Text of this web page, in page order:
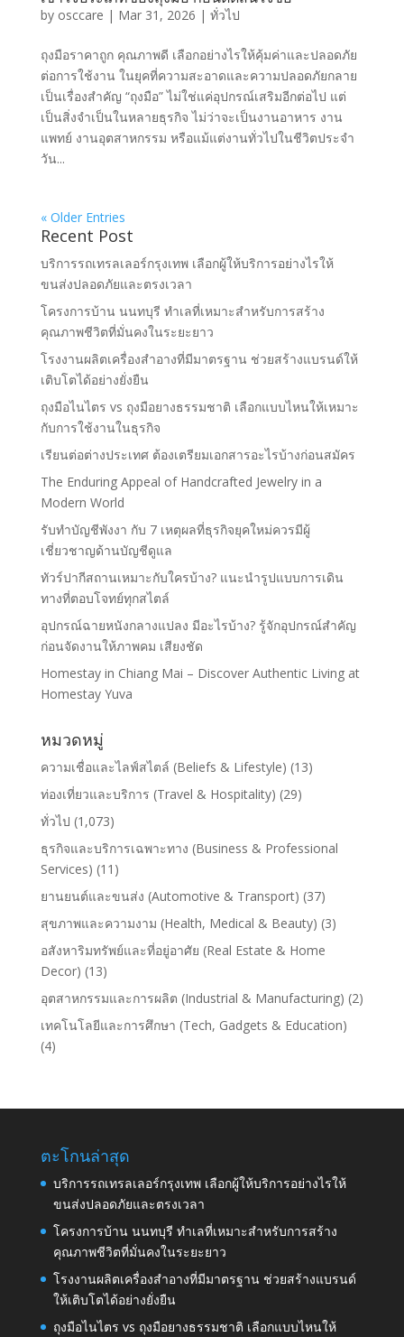
by osccare | Mar 31, 2026 | ทั่วไป
ถุงมือราคาถูก คุณภาพดี เลือกอย่างไรให้คุ้มค่าและปลอดภัย
ต่อการใช้งาน ในยุคที่ความสะอาดและความปลอดภัยกลาย
เป็นเรื่องสำคัญ “ถุงมือ” ไม่ใช่แค่อุปกรณ์เสริมอีกต่อไป แต่
เป็นสิ่งจำเป็นในหลายธุรกิจ ไม่ว่าจะเป็นงานอาหาร งาน
แพทย์ งานอุตสาหกรรม หรือแม้แต่งานทั่วไปในชีวิตประจำ
วัน...
« Older Entries
Recent Post
บริการรถเทรลเลอร์กรุงเทพ เลือกผู้ให้บริการอย่างไรให้
ขนส่งปลอดภัยและตรงเวลา
โครงการบ้าน นนทบุรี ทำเลที่เหมาะสำหรับการสร้าง
คุณภาพชีวิตที่มั่นคงในระยะยาว
โรงงานผลิตเครื่องสำอางที่มีมาตรฐาน ช่วยสร้างแบรนด์ให้
เติบโตได้อย่างยั่งยืน
ถุงมือไนไตร vs ถุงมือยางธรรมชาติ เลือกแบบไหนให้เหมาะ
กับการใช้งานในธุรกิจ
เรียนต่อต่างประเทศ ต้องเตรียมเอกสารอะไรบ้างก่อนสมัคร
The Enduring Appeal of Handcrafted Jewelry in a
Modern World
รับทำบัญชีพังงา กับ 7 เหตุผลที่ธุรกิจยุคใหม่ควรมีผู้
เชี่ยวชาญด้านบัญชีดูแล
ทัวร์ปากีสถานเหมาะกับใครบ้าง? แนะนำรูปแบบการเดิน
ทางที่ตอบโจทย์ทุกสไตล์
อุปกรณ์ฉายหนังกลางแปลง มีอะไรบ้าง? รู้จักอุปกรณ์สำคัญ
ก่อนจัดงานให้ภาพคม เสียงชัด
Homestay in Chiang Mai – Discover Authentic Living at
Homestay Yuva
หมวดหมู่
ความเชื่อและไลฟ์สไตล์ (Beliefs & Lifestyle) (13)
ท่องเที่ยวและบริการ (Travel & Hospitality) (29)
ทั่วไป (1,073)
ธุรกิจและบริการเฉพาะทาง (Business & Professional
Services) (11)
ยานยนต์และขนส่ง (Automotive & Transport) (37)
สุขภาพและความงาม (Health, Medical & Beauty) (3)
อสังหาริมทรัพย์และที่อยู่อาศัย (Real Estate & Home
Decor) (13)
อุตสาหกรรมและการผลิต (Industrial & Manufacturing) (2)
เทคโนโลยีและการศึกษา (Tech, Gadgets & Education)
(4)
ตะโกนล่าสุด
บริการรถเทรลเลอร์กรุงเทพ เลือกผู้ให้บริการอย่างไรให้
ขนส่งปลอดภัยและตรงเวลา
โครงการบ้าน นนทบุรี ทำเลที่เหมาะสำหรับการสร้าง
คุณภาพชีวิตที่มั่นคงในระยะยาว
โรงงานผลิตเครื่องสำอางที่มีมาตรฐาน ช่วยสร้างแบรนด์
ให้เติบโตได้อย่างยั่งยืน
ถุงมือไนไตร vs ถุงมือยางธรรมชาติ เลือกแบบไหนให้